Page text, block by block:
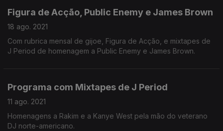
Figura de Acção, Public Enemy e James Brown
18 ago. 2021
Com rubrica mensal de gijoe, Figura de Acção, e mixtapes de
J Period de homenagem a Public Enemy e James Brown.
Programa com Mixtapes de J Period
11 ago. 2021
Homenagens a Rakim e a Kanye West pela mão do veterano
DJ norte-americano.